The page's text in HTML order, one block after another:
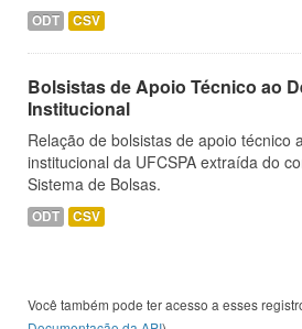
ODT CSV
Bolsistas de Apoio Técnico ao
Institucional
Relação de bolsistas de apoio técnico
institucional da UFCSPA extraída do
Sistema de Bolsas.
ODT CSV
Você também pode ter acesso a esses